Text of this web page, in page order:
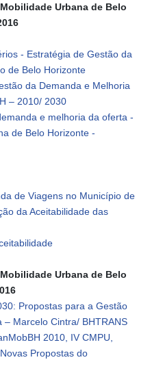
Urbana de Belo
- Estratégia de Gestão da
de Belo Horizonte
da Demanda e Melhoria
– 2010/ 2030
e melhoria da oferta -
de Belo Horizonte -
de Viagens no Município de
da Aceitabilidade das
Urbana de Belo
Propostas para a Gestão
Marcelo Cintra/ BHTRANS
2010, IV CMPU,
Propostas do